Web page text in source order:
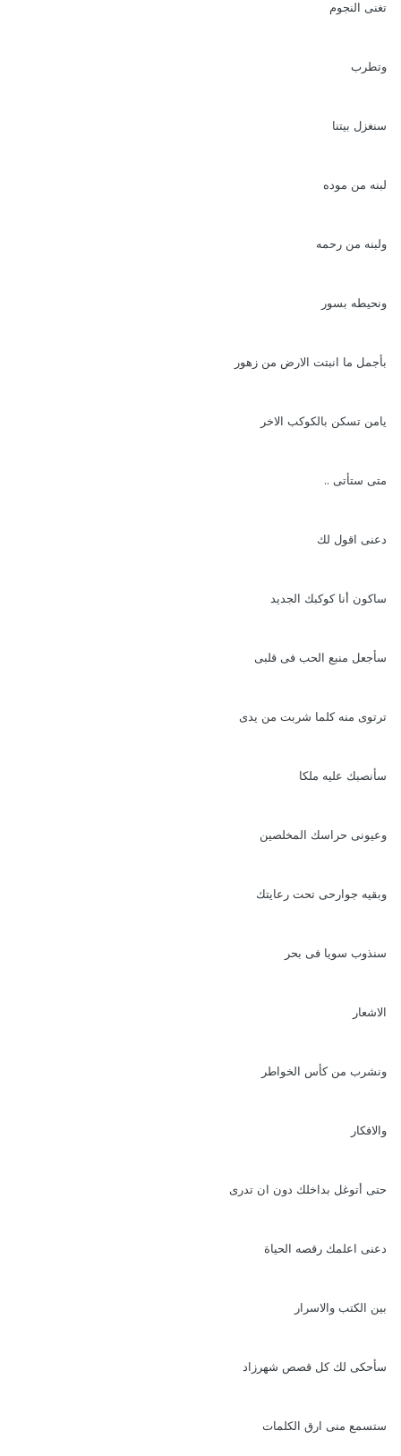
تغنى النجوم
وتطرب
سنغزل بيتنا
لبنه من موده
ولبنه من رحمه
ونحيطه بسور
بأجمل ما انبتت الارض من زهور
يامن تسكن بالكوكب الاخر
متى ستأتى ..
دعنى اقول لك
ساكون أنا كوكبك الجديد
سأجعل منبع الحب فى قلبى
ترتوى منه كلما شربت من يدى
سأنصبك عليه ملكا
وعيونى حراسك المخلصين
وبقيه جوارحى تحت رعايتك
سنذوب سويا فى بحر
الاشعار
ونشرب من كأس الخواطر
والافكار
حتى أتوغل بداخلك دون ان تدرى
دعنى اعلمك رقصه الحياة
بين الكتب والاسرار
سأحكى لك كل قصص شهرزاد
ستسمع منى ارق الكلمات